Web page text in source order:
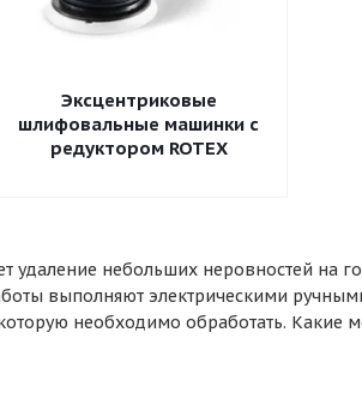
Эксцентриковые
шлифовальные машинки с
редуктором ROTEX
удаление небольших неровностей на
выполняют электрическими
необходимо обработать.